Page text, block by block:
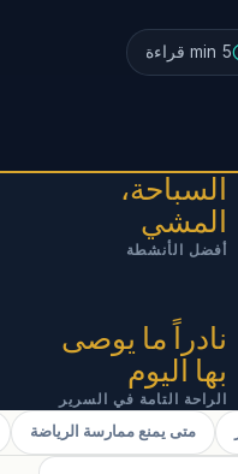
5 min قراءة
السباحة،
المشي
أفضل الأنشطة
نادراً ما يوصى
بها اليوم
الراحة التامة في السرير
متى يمنع ممارسة الرياضة